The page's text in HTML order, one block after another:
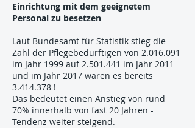
Einrichtung mit dem geeignetem
Personal zu besetzen
Laut Bundesamt für Statistik stieg die
Zahl der Pflegebedürftigen von 2.016.091
im Jahr 1999 auf2.501.441 im Jahr 2011
und im Jahr 2017 waren es bereits
3.414.378 !
Das bedeutet einen Anstieg von rund
70% innerhalb von fast 20 Jahren -
Tendenz weiter steigend.